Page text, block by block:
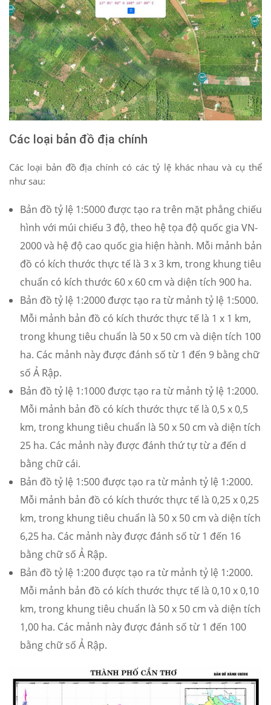
Các loại bản đồ địa chính
Các loại bản đồ địa chính có các tỷ lệ khác nhau và cụ thể
như sau:
Bản đồ tỷ lệ 1:5000 được tạo ra trên mặt phẳng chiếu
hình với múi chiếu 3 độ, theo hệ tọa độ quốc gia VN-
2000 và hệ độ cao quốc gia hiện hành. Mỗi mảnh bản
đồ có kích thước thực tế là 3 x 3 km, trong khung tiêu
chuẩn có kích thước 60 x 60 cm và diện tích 900 ha.
Bản đồ tỷ lệ 1:2000 được tạo ra từ mảnh tỷ lệ 1:5000.
Mỗi mảnh bản đồ có kích thước thực tế là 1 x 1 km,
trong khung tiêu chuẩn là 50 x 50 cm và diện tích 100
ha. Các mảnh này được đánh số từ 1 đến 9 bằng chữ
số Ả Rập.
Bản đồ tỷ lệ 1:1000 được tạo ra từ mảnh tỷ lệ 1:2000.
Mỗi mảnh bản đồ có kích thước thực tế là 0,5 x 0,5
km, trong khung tiêu chuẩn là 50 x 50 cm và diện tích
25 ha. Các mảnh này được đánh thứ tự từ a đến d
bằng chữ cái.
Bản đồ tỷ lệ 1:500 được tạo ra từ mảnh tỷ lệ 1:2000.
Mỗi mảnh bản đồ có kích thước thực tế là 0,25 x 0,25
km, trong khung tiêu chuẩn là 50 x 50 cm và diện tích
6,25 ha. Các mảnh này được đánh số từ 1 đến 16
bằng chữ số Ả Rập.
Bản đồ tỷ lệ 1:200 được tạo ra từ mảnh tỷ lệ 1:2000.
Mỗi mảnh bản đồ có kích thước thực tế là 0,10 x 0,10
km, trong khung tiêu chuẩn là 50 x 50 cm và diện tích
1,00 ha. Các mảnh này được đánh số từ 1 đến 100
bằng chữ số Ả Rập.